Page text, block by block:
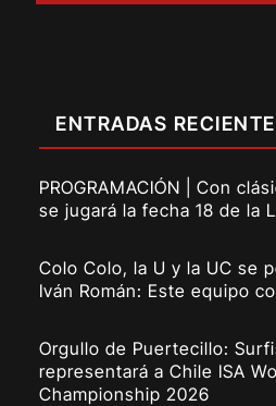
ENTRADAS
PROGRAMACIÓN | Con
se jugará la fecha 18 de la
Colo Colo, la U y la UC se
Iván Román: Este equipo
Orgullo de Puertecillo:
representará a Chile ISA
Championship 2026